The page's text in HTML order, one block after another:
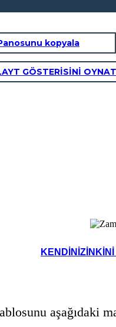
kopyala
GÖSTERİSİNİ OYNAT
aşağıdaki